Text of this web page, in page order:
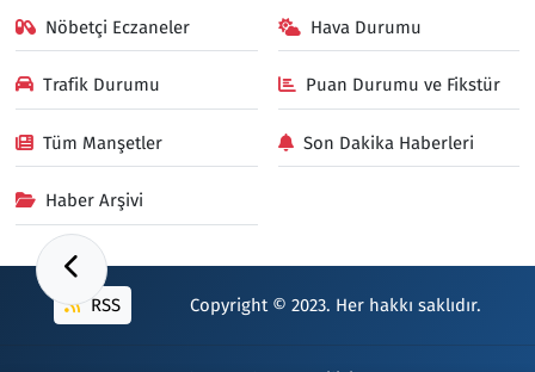
Nöbetçi Eczaneler Hava Durumu
Trafik Durumu Puan Durumu ve Fikstür
Tüm Manşetler Son Dakika Haberleri
Haber Arşivi
RSS Copyright © 2023. Her hakkı saklıdır.